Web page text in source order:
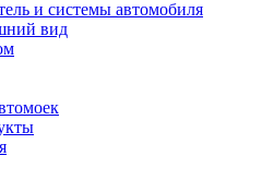
и системы автомобиля
вид